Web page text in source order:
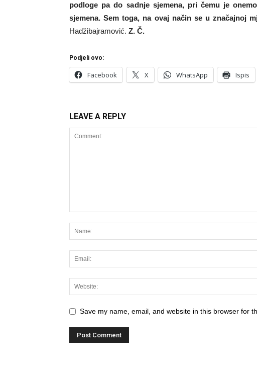
podloge pa do sadnje sjemena, pri čemu je
sjemena. Sem toga, na ovaj način se u značajnoj
Hadžibajramović. Z. Č.
Podjeli ovo:
Facebook X WhatsApp Ispis
LEAVE A REPLY
Save my name, email, and website in this browser for